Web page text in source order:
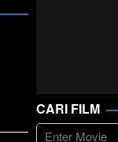
CARI FILM